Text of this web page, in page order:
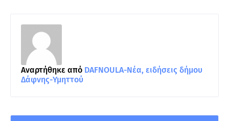
Αναρτήθηκε από DAFNOULA-Νέα, ειδήσεις δήμου
Δάφνης-Υμηττού